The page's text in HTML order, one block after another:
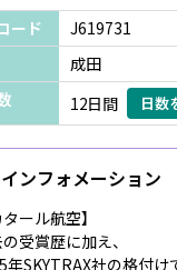
ード
J619731
成田
12日間 日数
インフォメーション
ール航空】
受賞歴に加え、
年SKYTRAX社の格付け